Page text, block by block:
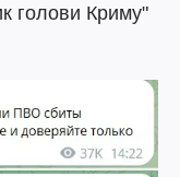
голови Криму"